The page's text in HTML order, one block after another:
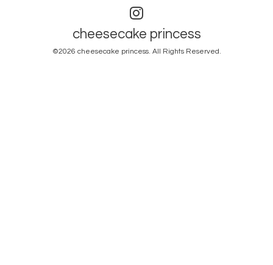
cheesecake princess
©2026 cheesecake princess. All Rights Reserved.